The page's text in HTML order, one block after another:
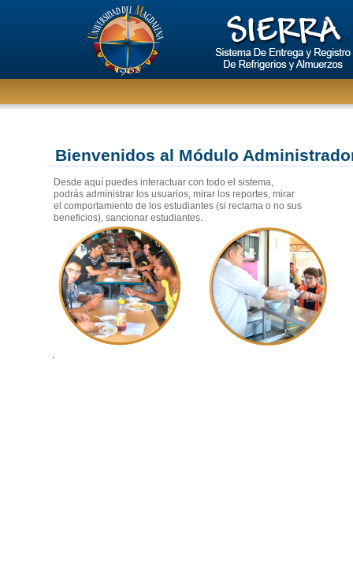
Bienvenidos al Módulo
Desde aquí puedes interactuar con todo el sistema,
podrás administrar los usuarios, mirar los reportes, mirar
el comportamiento de los estudiantes (si reclama o no sus
beneficios), sancionar estudiantes.
.